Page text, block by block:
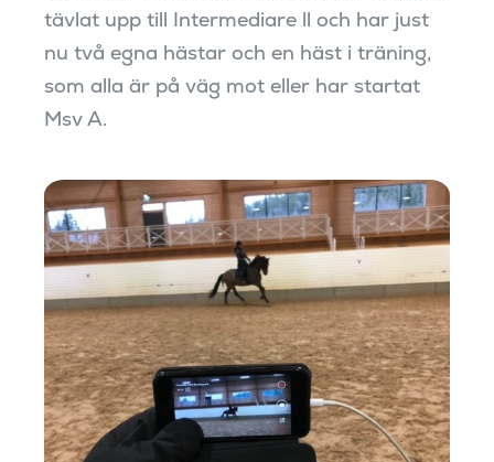
tävlat upp till Intermediare ll och har just
nu två egna hästar och en häst i träning,
som alla är på väg mot eller har startat
Msv A.